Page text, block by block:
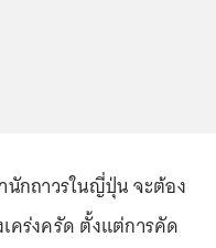
นักถาวรในญี่ปุ่น จะต้อง
คร่งครัด ตั้งแต่การคัด